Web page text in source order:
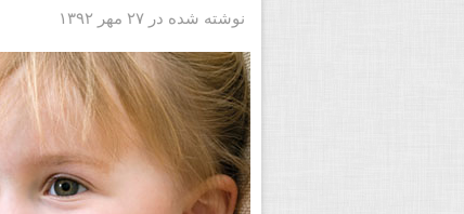
نوشته شده در ۲۷ مهر ۱۳۹۲